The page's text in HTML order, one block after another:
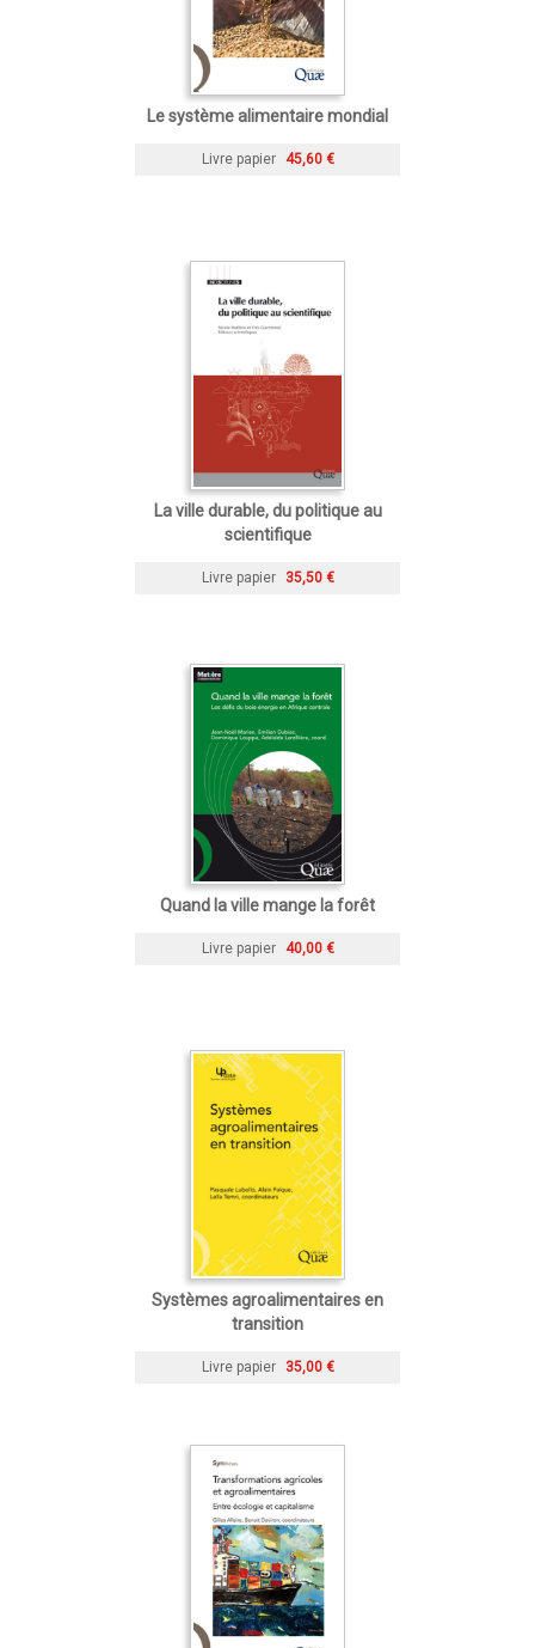
Le système alimentaire mondial
Livre papier 45,60 €
La ville durable, du politique au
scientifique
Livre papier 35,50 €
Quand la ville mange la forêt
Livre papier 40,00 €
Systèmes agroalimentaires en
transition
Livre papier 35,00 €